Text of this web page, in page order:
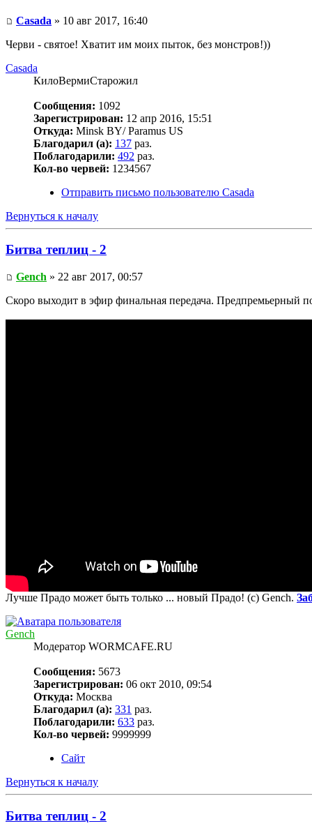
Casada » 10 авг 2017, 16:40
Черви - святое! Хватит им моих пыток, без монстров!))
Casada
КилоВермиСтарожил
Сообщения: 1092
Зарегистрирован: 12 апр 2016, 15:51
Откуда: Minsk BY/ Paramus US
Благодарил (а): 137 раз.
Поблагодарили: 492 раз.
Кол-во червей: 1234567
Отправить письмо пользователю Casada
Вернуться к началу
Битва теплиц - 2
Gench » 22 авг 2017, 00:57
Скоро выходит в эфир финальная передача. Предпремьерный
Лучше Прадо может быть только ... новый Прадо! (c) Gench.
Gench
Модератор WORMCAFE.RU
Сообщения: 5673
Зарегистрирован: 06 окт 2010, 09:54
Откуда: Москва
Благодарил (а): 331 раз.
Поблагодарили: 633 раз.
Кол-во червей: 9999999
Сайт
Вернуться к началу
Битва теплиц - 2